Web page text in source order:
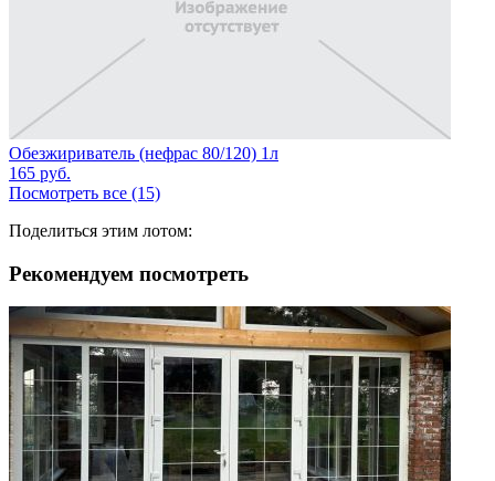
Обезжириватель (нефрас 80/120) 1л
165 руб.
Посмотреть все (15)
Поделиться этим лотом:
Рекомендуем посмотреть